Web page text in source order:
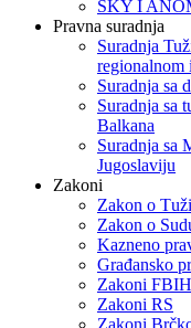
SKY I
Pravna suradnja
Suradnja
regionalnom
Suradnja sa
Suradnja sa
Balkana
Suradnja sa
Jugoslaviju
Zakoni
Zakon o
Zakon o
Kazneno
Građansko
Zakoni FBIH
Zakoni RS